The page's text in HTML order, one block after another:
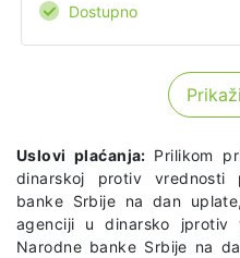
Dostupno
Uslovi plaćanja: Prilikom
dinarskoj protiv vrednosti
banke Srbije na dan
agenciji u dinarsko jprotiv
Narodne banke Srbije na